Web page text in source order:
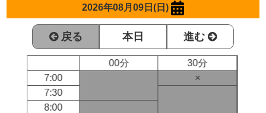
2026年08月09日(日)
戻る 本日 進む
00分
30分
7:00
×
7:30
8:00